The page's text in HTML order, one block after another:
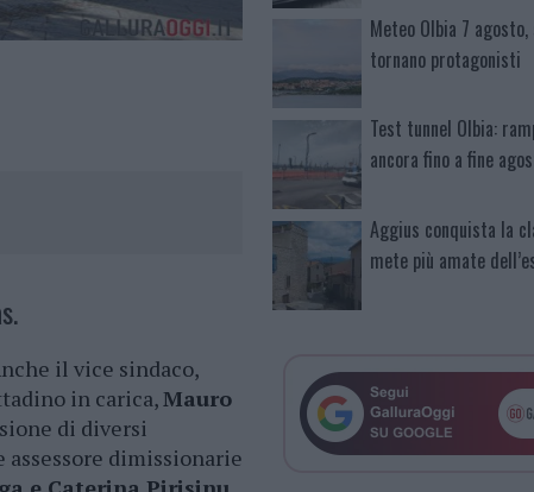
il vice sindaco,
in carica,Mauro
di diversi
dimissionarie
Meteo Olbia 7
tornano protagonisti
Test tunnel Olbia:
ancora fino a fine
Aggius conquista la
mete più amate